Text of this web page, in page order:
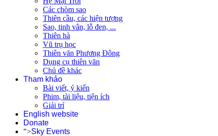
Các chòm sao
Thiên cầu, các hiện tượng
Sao, tinh vân, lỗ đen, ...
Thiên hà
Vũ trụ học
Thiên văn Phương Đông
Dụng cụ thiên văn
Chủ đề khác
Tham khảo
Bài viết, ý kiến
Phim, tài liệu, tiện ích
Giải trí
English website
Donate
">Sky Events